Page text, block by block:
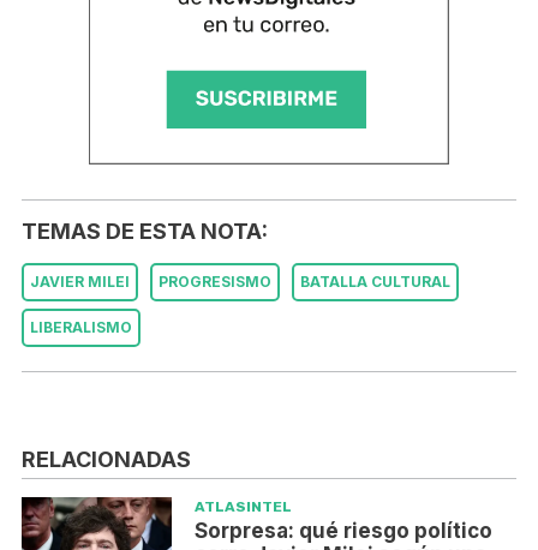
TEMAS DE ESTA NOTA:
JAVIER MILEI PROGRESISMO BATALLA CULTURAL
LIBERALISMO
RELACIONADAS
ATLASINTEL
Sorpresa: qué riesgo político